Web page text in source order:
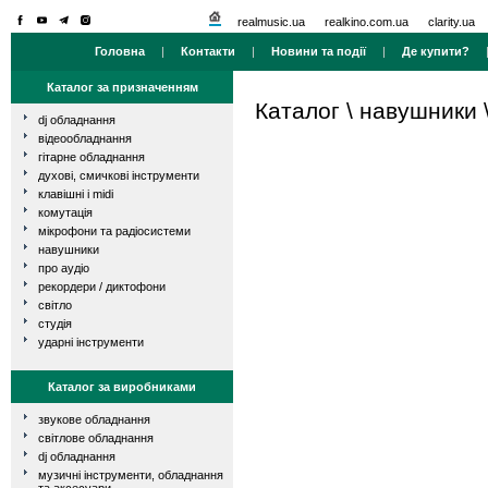
realmusic.ua realkino.com.ua clarity.ua
Головна | Контакти | Новини та події| Де купити?
Каталог за призначенням
dj обладнання
відеообладнання
гітарне обладнання
духові, смичкові інструменти
клавішні і midi
комутація
мікрофони та радіосистеми
навушники
про аудіо
рекордери / диктофони
світло
студія
ударні інструменти
Каталог за виробниками
звукове обладнання
світлове обладнання
dj обладнання
музичні інструменти, обладнання
Каталог \ навушники